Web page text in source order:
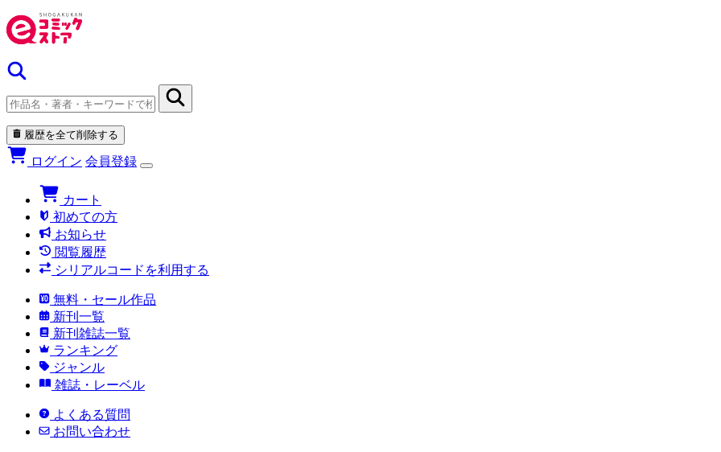
履歴を全て削除する
ログイン 会員登録
カート
初めての方
お知らせ
閲覧履歴
シリアルコードを利用する
無料・セール作品
新刊一覧
新刊雑誌一覧
ランキング
ジャンル
雑誌・レーベル
よくある質問
お問い合わせ